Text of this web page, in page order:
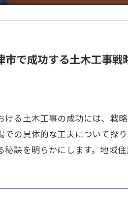
市で成功する土木工事戦
ける土木工事の成功には、戦
での具体的な工夫について探
秘訣を明らかにします。地域